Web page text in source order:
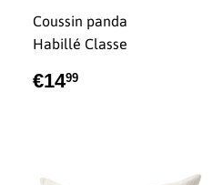
Coussin panda
Habillé Classe
PRIX
€1499